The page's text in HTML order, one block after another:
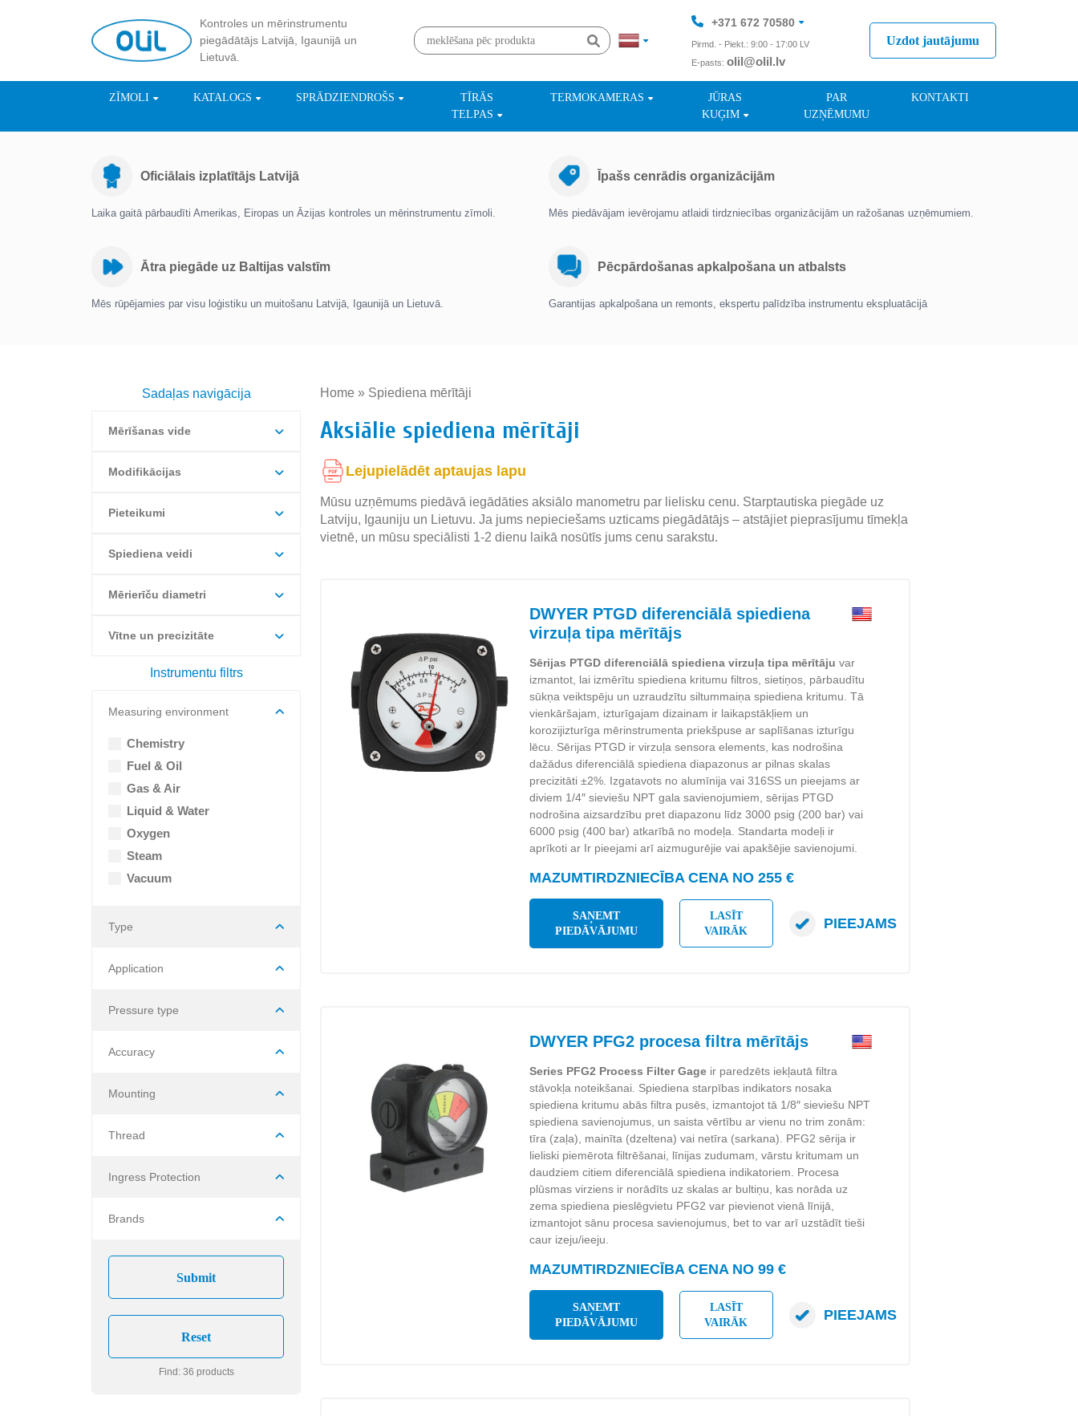
Kontroles un mērinstrumentu
piegādātājs Latvijā, Igaunijā un
Lietuvā.
+371 672 70580
Pirmd. - Piekt.: 9:00 - 17:00 LV
E-pasts: olil@olil.lv
+371 287 11411
Uzdot jautājumu
ZĪMOLI KATALOGS SPRĀDZIENDROŠS
TĪRĀS
TELPAS
TERMOKAMERAS
JŪRAS
KUĢIM
PAR
UZŅĒMUMU
KONTAKTI
Oficiālais izplatītājs Latvijā
Laika gaitā pārbaudīti Amerikas, Eiropas un Āzijas kontroles un mērinstrumentu zīmoli.
Īpašs cenrādis organizācijām
Mēs piedāvājam ievērojamu atlaidi tirdzniecības organizācijām un ražošanas uzņēmumiem.
Ātra piegāde uz Baltijas valstīm
Mēs rūpējamies par visu loģistiku un muitošanu Latvijā, Igaunijā un Lietuvā.
Pēcpārdošanas apkalpošana un atbalsts
Garantijas apkalpošana un remonts, ekspertu palīdzība instrumentu ekspluatācijā
Sadaļas navigācija
Mērīšanas vide
Modifikācijas
Pieteikumi
Spiediena veidi
Mērierīču diametri
Vītne un precizitāte
Instrumentu filtrs
Measuring environment
Chemistry
Fuel & Oil
Gas & Air
Liquid & Water
Oxygen
Steam
Vacuum
Type
Application
Pressure type
Accuracy
Mounting
Thread
Ingress Protection
Brands
Find: 36 products
Home » Spiediena mērītāji
Aksiālie spiediena mērītāji
Lejupielādēt aptaujas lapu
Mūsu uzņēmums piedāvā iegādāties aksiālo manometru par lielisku cenu. Starptautiska piegāde uz
Latviju, Igauniju un Lietuvu. Ja jums nepieciešams uzticams piegādātājs – atstājiet pieprasījumu tīmekļa
vietnē, un mūsu speciālisti 1-2 dienu laikā nosūtīs jums cenu sarakstu.
DWYER PTGD diferenciālā spiediena
virzuļa tipa mērītājs
Sērijas PTGD diferenciālā spiediena virzuļa tipa mērītāju var
izmantot, lai izmērītu spiediena kritumu filtros, sietiņos, pārbaudītu
sūkņa veiktspēju un uzraudzītu siltummaiņa spiediena kritumu. Tā
vienkāršajam, izturīgajam dizainam ir laikapstākļiem un
korozijizturīga mērinstrumenta priekšpuse ar saplīšanas izturīgu
lēcu. Sērijas PTGD ir virzuļa sensora elements, kas nodrošina
dažādus diferenciālā spiediena diapazonus ar pilnas skalas
precizitāti ±2%. Izgatavots no alumīnija vai 316SS un pieejams ar
diviem 1/4″ sieviešu NPT gala savienojumiem, sērijas PTGD
nodrošina aizsardzību pret diapazonu līdz 3000 psig (200 bar) vai
6000 psig (400 bar) atkarībā no modeļa. Standarta modeļi ir
aprīkoti ar Ir pieejami arī aizmugurējie vai apakšējie savienojumi.
MAZUMTIRDZNIECĪBA CENA NO 255 €
SAŅEMT
PIEDĀVĀJUMU
LASĪT
VAIRĀK
PIEEJAMS
DWYER PFG2 procesa filtra mērītājs
Series PFG2 Process Filter Gage ir paredzēts iekļautā filtra
stāvokļa noteikšanai. Spiediena starpības indikators nosaka
spiediena kritumu abās filtra pusēs, izmantojot tā 1/8″ sieviešu NPT
spiediena savienojumus, un saista vērtību ar vienu no trim zonām:
tīra (zaļa), mainīta (dzeltena) vai netīra (sarkana). PFG2 sērija ir
lieliski piemērota filtrēšanai, līnijas zudumam, vārstu kritumam un
daudziem citiem diferenciālā spiediena indikatoriem. Procesa
plūsmas virziens ir norādīts uz skalas ar bultiņu, kas norāda uz
zema spiediena pieslēgvietu PFG2 var pievienot vienā līnijā,
izmantojot sānu procesa savienojumus, bet to var arī uzstādīt tieši
caur izeju/ieeju.
MAZUMTIRDZNIECĪBA CENA NO 99 €
SAŅEMT
PIEDĀVĀJUMU
LASĪT
VAIRĀK
PIEEJAMS